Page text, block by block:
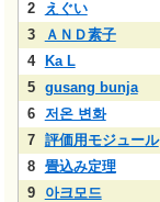
2
えぐい
3
ＡＮＤ素子
4
Ka L
5
gusang bunja
6
저온 변화
7
評価用モジュール
8
畳込み定理
9
아크모드